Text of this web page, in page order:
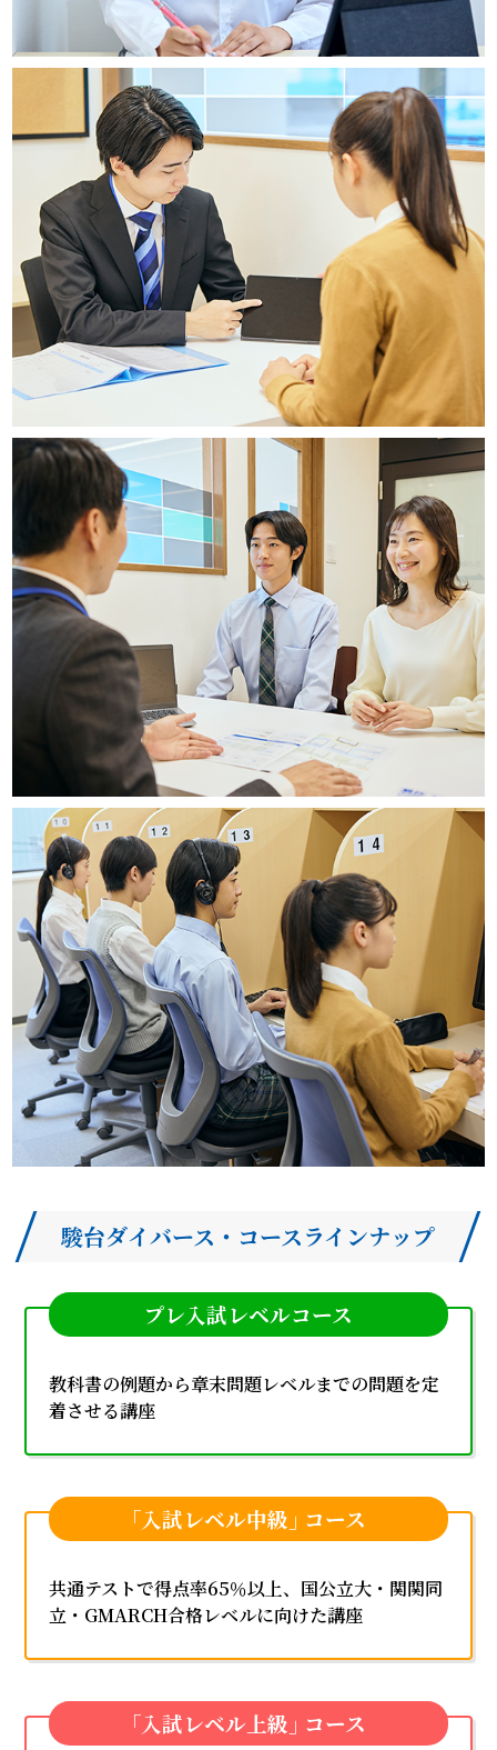
駿台ダイバース・コースラインナップ
プレ入試レベルコース
教科書の例題から章末問題レベルまでの問題を定
着させる講座
｢入試レベル中級｣ コース
共通テストで得点率65％以上、国公立大・関関同
立・GMARCH合格レベルに向けた講座
｢入試レベル上級｣ コース